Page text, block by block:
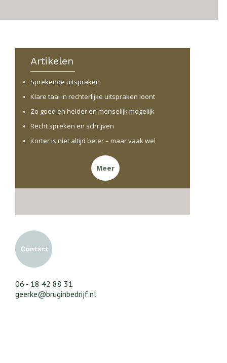
Artikelen
Sprekende uitspraken
Klare taal in rechterlijke uitspraken loont
Zo goed en helder en menselijk mogelijk
Recht spreken en schrijven
Korter is niet altijd beter – maar vaak wel
Meer
06 - 18 42 88 31
geerke@bruginbedrijf.nl